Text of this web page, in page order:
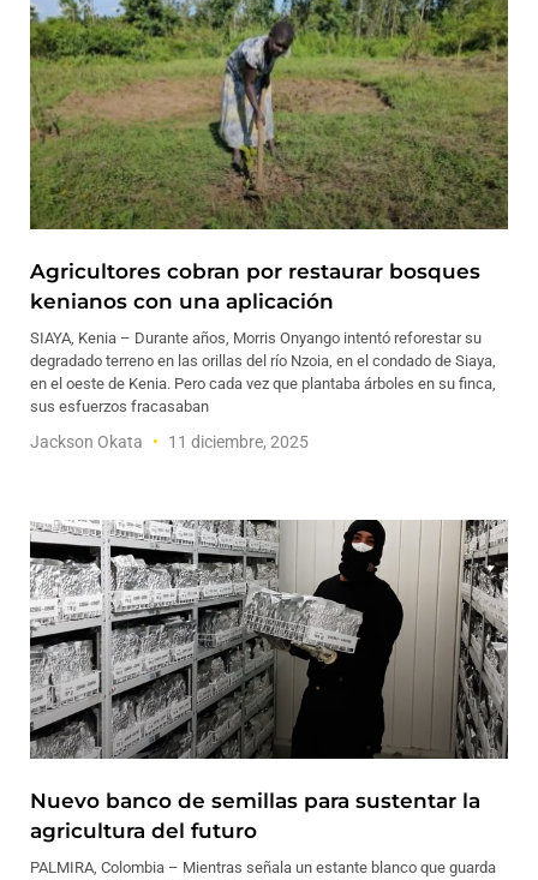
Agricultores cobran por restaurar bosques
kenianos con una aplicación
SIAYA, Kenia – Durante años, Morris Onyango intentó reforestar su
degradado terreno en las orillas del río Nzoia, en el condado de Siaya,
en el oeste de Kenia. Pero cada vez que plantaba árboles en su finca,
sus esfuerzos fracasaban
Jackson Okata 11 diciembre, 2025
Nuevo banco de semillas para sustentar la
agricultura del futuro
PALMIRA, Colombia – Mientras señala un estante blanco que guarda